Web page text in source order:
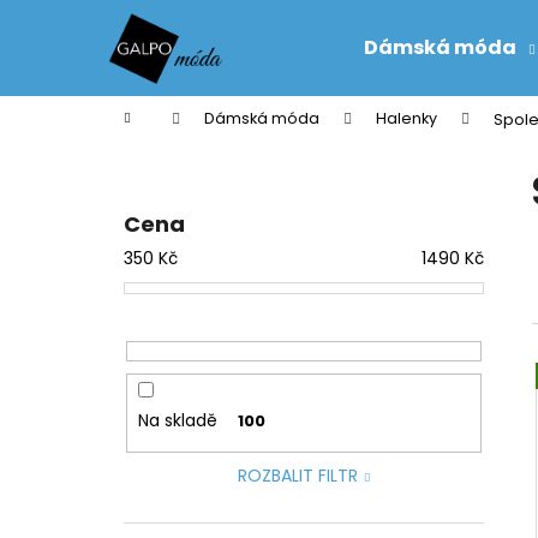
Dámská móda
Domů Dámská móda Halenky
Cena
350 Kč 1490 Kč
Na skladě 100
ROZBALIT FILTR
í
Zpět
do
Zpět
do